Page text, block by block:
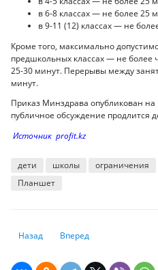
в 6-8 классах — не более 25
в 9-11 (12) классах — не
Кроме того, максимально
предшкольных классах — не более
25-30 минут. Перерывы между
минут.
Приказ Минздрава опубликован
публичное обсуждение продлится
Источник profit.kz
дети школы ограничения
Планшет
Предыдущий: Создан первый
Назад Следующий: Миллион
Вперед